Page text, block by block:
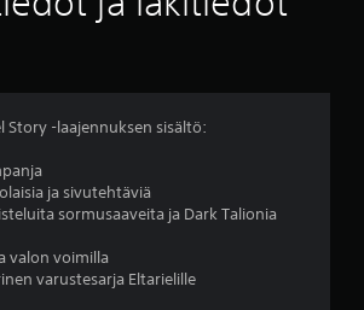
h
Story -laajennuksen sisältö:
ja sivutehtäviä
sormusaaveita ja Dark Talionia
valon voimilla
varustesarja Eltarielille